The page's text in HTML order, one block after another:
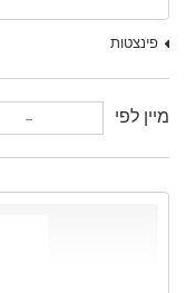
פינצטות
מיין לפי --